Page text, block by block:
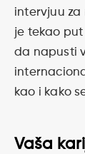
intervjuu
je tekao
da napusti
kao i kako
Vaša